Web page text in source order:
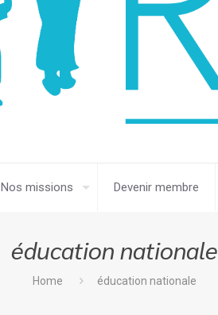
Nos missions Devenir membre
éducation nationale
Home éducation nationale